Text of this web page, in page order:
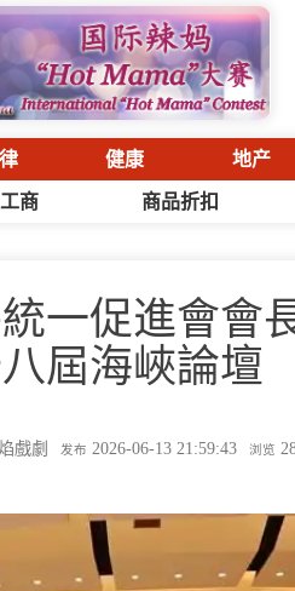
健康 地产
商 商品折扣
一促進會會
屆海峽論壇
戲劇 发布 2026-06-13 21:59:43 浏览